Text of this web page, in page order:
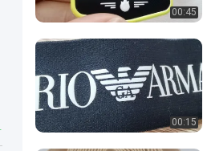
00:45
00:15